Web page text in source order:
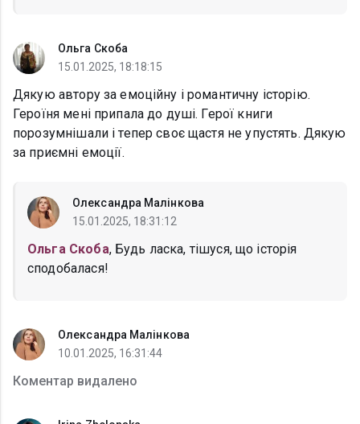
Ольга Скоба
15.01.2025, 18:18:15
Дякую автору за емоційну і романтичну історію.
Героїня мені припала до душі. Герої книги
порозумнішали і тепер своє щастя не упустять. Дякую
за приємні емоції.
Олександра Малінкова
15.01.2025, 18:31:12
Ольга Скоба, Будь ласка, тішуся, що історія
сподобалася!
Олександра Малінкова
10.01.2025, 16:31:44
Коментар видалено